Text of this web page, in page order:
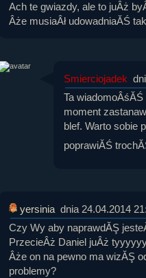
Ach te gwiazdy, ale to juÂż
Âże musiaÂł udowadniaĂŚ
Smierciojadek
Ta
moment
blef. Warto sobie
poprawiĂŚ
yersinia dnia 24.04.2014
Czy Wy aby naprawdĂŞ
PrzecieÂż Daniel juÂż
Âże on na pewno ma wizĂŞ
problemy?